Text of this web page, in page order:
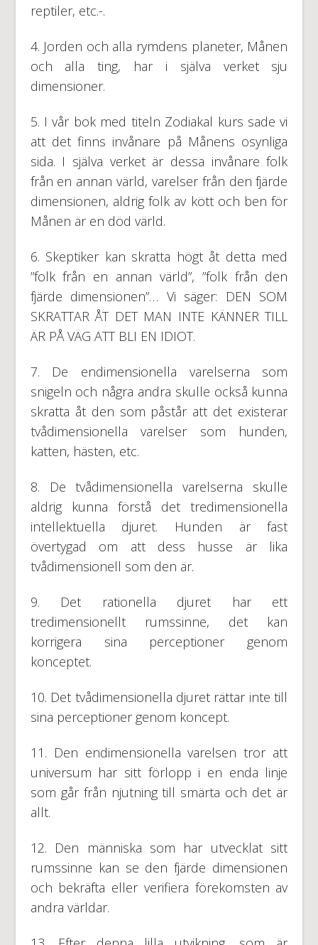
reptiler, etc.-.
4. Jorden och alla rymdens planeter, Månen
och alla ting, har i själva verket sju
dimensioner.
5. I vår bok med titeln Zodiakal kurs sade vi
att det finns invånare på Månens osynliga
sida. I själva verket är dessa invånare folk
från en annan värld, varelser från den fjärde
dimensionen, aldrig folk av kött och ben för
Månen är en död värld.
6. Skeptiker kan skratta högt åt detta med
”folk från en annan värld”, ”folk från den
fjärde dimensionen”… Vi säger: DEN SOM
SKRATTAR ÅT DET MAN INTE KÄNNER TILL
ÄR PÅ VÄG ATT BLI EN IDIOT.
7. De endimensionella varelserna som
snigeln och några andra skulle också kunna
skratta åt den som påstår att det existerar
tvådimensionella varelser som hunden,
katten, hästen, etc.
8. De tvådimensionella varelserna skulle
aldrig kunna förstå det tredimensionella
intellektuella djuret. Hunden är fast
övertygad om att dess husse är lika
tvådimensionell som den är.
9. Det rationella djuret har ett
tredimensionellt rumssinne, det kan
korrigera sina perceptioner genom
konceptet.
10. Det tvådimensionella djuret rättar inte till
sina perceptioner genom koncept.
11. Den endimensionella varelsen tror att
universum har sitt förlopp i en enda linje
som går från njutning till smärta och det är
allt.
12. Den människa som har utvecklat sitt
rumssinne kan se den fjärde dimensionen
och bekräfta eller verifiera förekomsten av
andra världar.